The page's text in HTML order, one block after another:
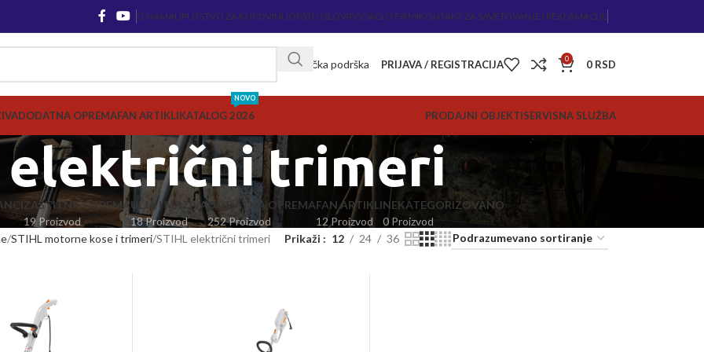
O NAMAUPUTSTVO ZA KUPOVINUOPŠTI USLOVIPODACI O FIRMIKONTAKT ZA SAVETOVANJE I REKLAMACIJE
Korisnička podrška PRIJAVA / REGISTRACIJA 0 0 RSD
DODATNA OPREMAFAN ARTIKLIKATALOG 2026
NOVO
PRODAJNI OBJEKTISERVISNA SLUŽBA
električni trimeri
ZAŠTITNA OPREMA
19 Proizvod
ULJA I MAZIVA
18 Proizvod
DODATNA OPREMA
252 Proizvod
FAN ARTIKLI
12 Proizvod
NEKATEGORIZOVANO
0 Proizvod
STIHL motorne kose i trimeri STIHL električni trimeri Prikaži 12 24 36